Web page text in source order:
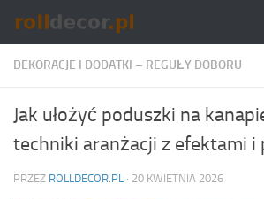
Skip to content
DEKORACJE I DODATKI – REGUŁY DOBORU
Jak ułożyć poduszki na
techniki aranżacji z efektami i
PRZEZ ROLLDECOR.PL · 20 KWIETNIA 2026